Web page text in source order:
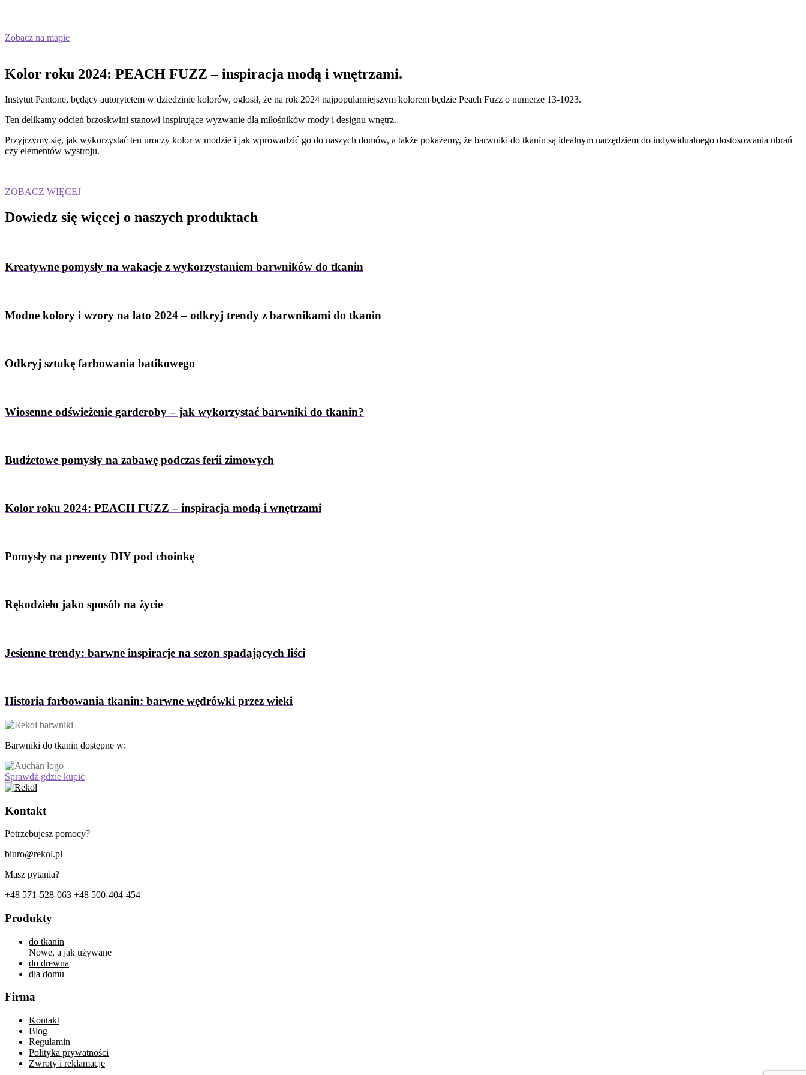
Zobacz na mapie
Kolor roku 2024: PEACH FUZZ – inspiracja modą i wnętrzami.
Instytut Pantone, będący autorytetem w dziedzinie kolorów, ogłosił, że na rok 2024 najpopularniejszym kolorem będzie Peach Fuzz o numerze 13-1023.
Ten delikatny odcień brzoskwini stanowi inspirujące wyzwanie dla miłośników mody i designu wnętrz.
Przyjrzymy się, jak wykorzystać ten uroczy kolor w modzie i jak wprowadzić go do naszych domów, a także pokażemy, że barwniki do tkanin są idealnym narzędziem do indywidualnego dostosowania ubrań
czy elementów wystroju.
ZOBACZ WIĘCEJ
Dowiedz się więcej o naszych produktach
Kreatywne pomysły na wakacje z wykorzystaniem barwników do tkanin
Modne kolory i wzory na lato 2024 – odkryj trendy z barwnikami do tkanin
Odkryj sztukę farbowania batikowego
Wiosenne odświeżenie garderoby – jak wykorzystać barwniki do tkanin?
Budżetowe pomysły na zabawę podczas ferii zimowych
Kolor roku 2024: PEACH FUZZ – inspiracja modą i wnętrzami
Pomysły na prezenty DIY pod choinkę
Rękodzieło jako sposób na życie
Jesienne trendy: barwne inspiracje na sezon spadających liści
Historia farbowania tkanin: barwne wędrówki przez wieki
Barwniki do tkanin dostępne w:
Sprawdź gdzie kupić
Kontakt
Potrzebujesz pomocy?
biuro@rekol.pl
Masz pytania?
+48 571-528-063 +48 500-404-454
Produkty
do tkanin
Nowe, a jak używane
do drewna
dla domu
Firma
Kontakt
Blog
Regulamin
Polityka prywatności
Zwroty i reklamacje